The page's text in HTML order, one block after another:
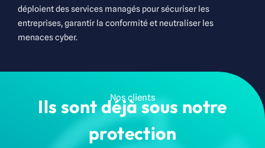
déploient des services managés pour sécuriser les
entreprises, garantir la conformité et neutraliser les
menaces cyber.
Nos clients
Ils sont déjà sous notre
protection